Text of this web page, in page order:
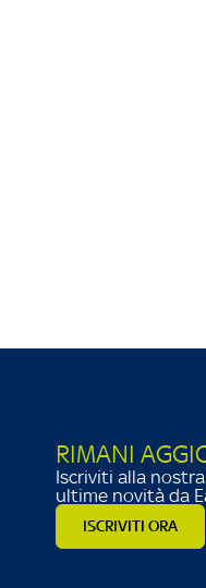
RIMANI
Iscriviti alla
ultime novità da
ISCRIVITI ORA